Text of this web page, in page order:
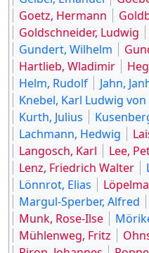
Goetz, Hermann
Goldschneider, Ludwig
Gundert, Wilhelm
Hartlieb, Wladimir
Helm, Rudolf
Jahn,
Knebel, Karl Ludwig von
Kurth, Julius
Lachmann, Hedwig
Langosch, Karl
Lee,
Lenz, Friedrich Walter
Lönnrot, Elias
Margul-Sperber, Alfred
Munk, Rose-Ilse
Mühlenweg, Fritz